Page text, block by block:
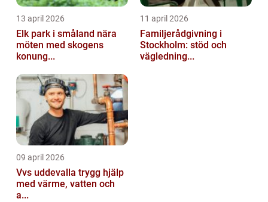
13 april 2026
Elk park i småland nära
möten med skogens
konung...
11 april 2026
Familjerådgivning i
Stockholm: stöd och
vägledning...
09 april 2026
Vvs uddevalla trygg hjälp
med värme, vatten och
a...